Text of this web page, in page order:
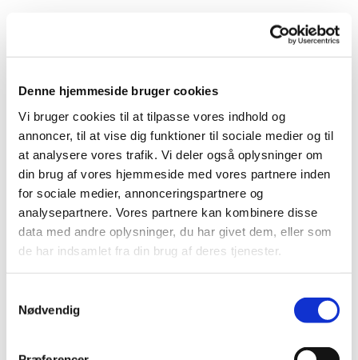
Denne hjemmeside bruger cookies
Vi bruger cookies til at tilpasse vores indhold og
annoncer, til at vise dig funktioner til sociale medier og til
at analysere vores trafik. Vi deler også oplysninger om
din brug af vores hjemmeside med vores partnere inden
for sociale medier, annonceringspartnere og
analysepartnere. Vores partnere kan kombinere disse
data med andre oplysninger, du har givet dem, eller som
de har indsamlet fra din brug af deres tjenester.
Nødvendig
kulturmedarbejder Anne Bech Hald med et tilbud tre
os i julestemning med gode julesange og salmer mens
babyerne er med, enten på armen, på flyglet eller på
legemåtter på gulvet.
Med sang og musik skaber vi sammen et rum med tid, ro og
nærvær. Vi skal også danse og synge fagtesange med de
små, alt imens julestemningen spreder sig.
Vi synger sammen i ca. 30 minutter, derefter er der kaffe.
er i Torpen Kapel.